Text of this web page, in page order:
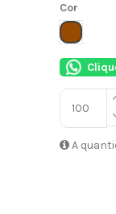
Cor
MARROM
A